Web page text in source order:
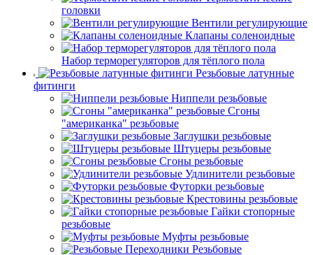
головки
Вентили регулирующие
Клапаны соленоидные
Набор терморегуляторов для тёплого пола
Резьбовые латунные
фитинги
Ниппели резьбовые
Сгоны
"американка" резьбовые
Заглушки резьбовые
Штуцеры резьбовые
Сгоны резьбовые
Удлинители резьбовые
Футорки резьбовые
Крестовины резьбовые
Гайки стопорные
резьбовые
Муфты резьбовые
Резьбовые